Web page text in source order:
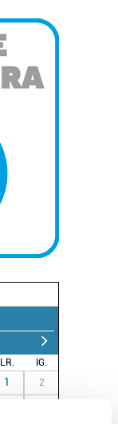
LR.
IG.
1 2